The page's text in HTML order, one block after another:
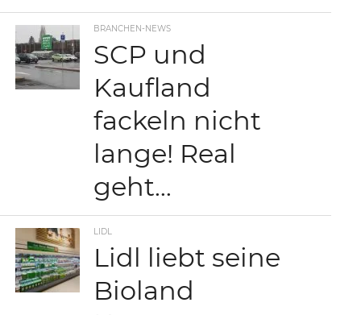
BRANCHEN-NEWS
SCP und
Kaufland
fackeln nicht
lange! Real
geht…
LIDL
Lidl liebt seine
Bioland